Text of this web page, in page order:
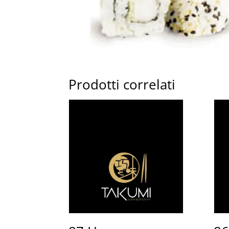
Prodotti correlati